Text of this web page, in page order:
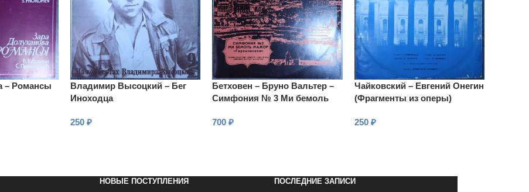
– Романсы
Владимир Высоцкий – Бег
Иноходца
250 ₽
Бетховен – Бруно Вальтер –
Симфония № 3 Ми бемоль
700₽
Чайковский – Евгений Онегин
(Фрагменты из оперы)
250 ₽
НОВЫЕ ПОСТУПЛЕНИЯ ПОСЛЕДНИЕ ЗАПИСИ